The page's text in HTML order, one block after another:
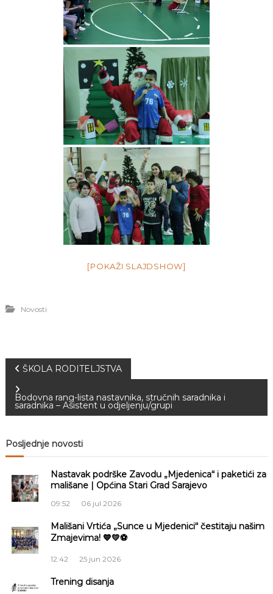
[POKAŽI SLAJDSHOW]
Novosti
N
a
i
g
a
c
ŠKOLA RODITELJSTVA
Bodovna rang-lista nastavnika, stručnih saradnika i
saradnika – Asistent u odjeljenju/grupi
Posljednje novosti
Nastavak podrške Zavodu „Mjedenica“ i paketići za
mališane | Općina Stari Grad Sarajevo
09:52 06 jul 2026
Mališani Vrtića „Sunce u Mjedenici“ čestitaju našim
Zmajevima! 💙💛⚽
12:42 25 jun 2026
Trening disanja